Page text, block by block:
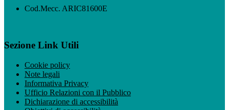
Cod.Mecc. ARIC81600E
Sezione Link Utili
Cookie policy
Note legali
Informativa Privacy
Ufficio Relazioni con il Pubblico
Dichiarazione di accessibilità